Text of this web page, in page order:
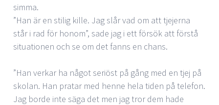
simma.
”Han är en stilig kille. Jag slår vad om att tjejerna
står i rad för honom”, sade jag i ett försök att förstå
situationen och se om det fanns en chans.
”Han verkar ha något seriöst på gång med en tjej på
skolan. Han pratar med henne hela tiden på telefon.
Jag borde inte säga det men jag tror dem hade